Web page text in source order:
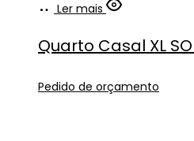
Ler mais
Quarto Casal XL
Pedido de orçamento